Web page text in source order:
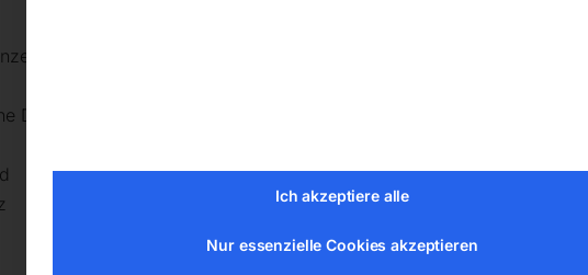
Doppelkurve – Links beginnend
Ich akzeptiere alle
Nur essenzielle Cookies akzeptieren